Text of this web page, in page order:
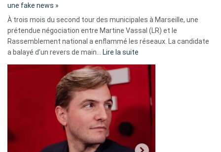
une fake news »
À trois mois du second tour des municipales à Marseille, une
prétendue négociation entre Martine Vassal (LR) et le
Rassemblement national a enflammé les réseaux. La candidate
a balayé d’un revers de main…
Lire la suite
d’alliance
secrète